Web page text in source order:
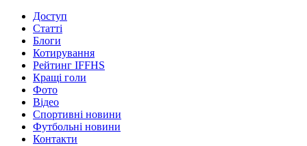
Доступ
Статті
Блоги
Котирування
Рейтинг IFFHS
Кращі голи
Фото
Відео
Спортивні новини
Футбольні новини
Контакти